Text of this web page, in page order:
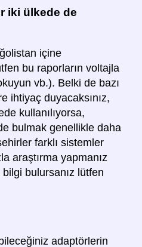
iki ülkede de
içine
bu raporların voltajla
vb.). Belki de bazı
ihtiyaç duyacaksınız,
kullanılıyorsa,
bulmak genellikle daha
farklı sistemler
araştırma yapmanız
bulursanız lütfen
adaptörlerin